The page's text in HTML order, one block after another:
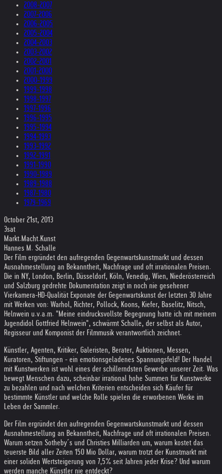
2008-2007
2007-2006
2006-2005
2005-2004
2004-2003
2003-2002
2002-2001
2001-2000
2000-1999
1999-1998
1998-1997
1997-1996
1996-1995
1995-1994
1994-1993
1993-1992
1992-1991
1991-1990
1990-1989
1989-1988
1987-1980
1979-1969
October 21st, 2013
3sat
Markt.Macht.Kunst
Hannes M. Schalle
Der Film ergründet den aufregenden Gegenwartskunstmarkt und dessen
Ausnahmestellung an Bekanntheit, Nachfrage und oft irrationalen Preisen.
Die in NY, London, Berlin, Düsseldorf, Köln, Venedig, Wien, Niederösterreich
und Salzburg gedrehte Dokumentation zeigt in noch nie gesehener
Vierkamera-HD-Qualität Exponate der Gegenwartskunst der letzten 30 Jahre
mit Werken von: Warhol, Richter, Pollock, Koons, Kiefer, Baselitz, Nitsch,
Helnwein u.v.a.m. "Meine eindrucksvollste Begegnung hatte ich mit meinem
Jugendidol Gottfried Helnwein", schwärmt Schalle, der selbst als Autor,
Regisseur und Komponist der Filmmusik verantwortlich zeichnet.
Künstler, Agenten, Kritiker, Galeristen, Berater, Auktionen, Messen,
Kuratoren, Stiftungen - ein emotionsgeladenes Spannungsfeld! Der Handel
mit Kunstwerken ist wohl eines der schillerndsten Gewerbe unserer Zeit. Was
bewegt Menschen dazu, scheinbar irrational hohe Summen für Kunstwerke
zu bezahlen und nach welchen Kriterien entscheiden sich Käufer für
bestimmte Künstler und welche Rolle spielen die erworbenen Werke im
Leben der Sammler.
Der Film ergründet den aufregenden Gegenwartskunstmarkt und dessen
Ausnahmestellung an Bekanntheit, Nachfrage und oft irrationalen Preisen.
Warum setzen Sotheby´s und Christies Milliarden um, warum kostet das
teuerste Bild aller Zeiten 150 Mio Dollar, warum trotzt der Kunstmarkt mit
einer soliden Wertsteigerung von 7,5% seit Jahren jeder Krise? Und warum
werden manche Künstler nie entdeckt?